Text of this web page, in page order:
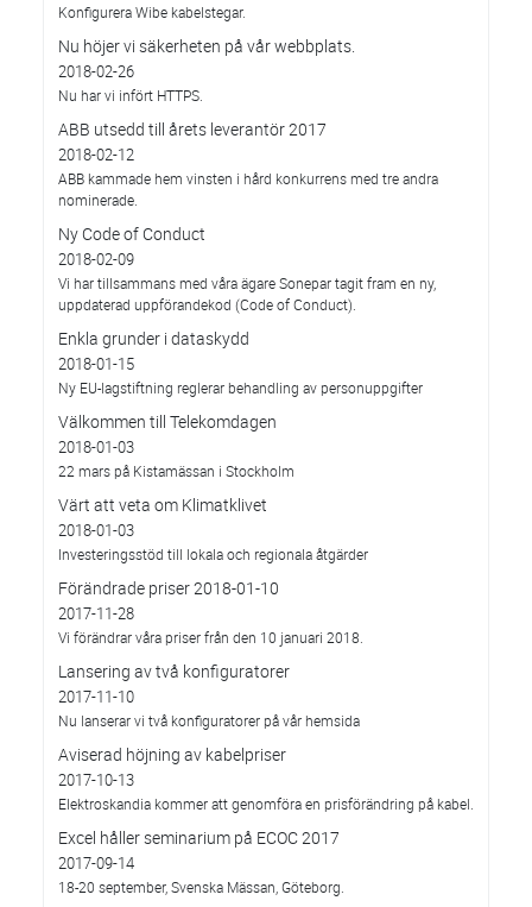
Konfigurera Wibe kabelstegar.
Nu höjer vi säkerheten på vår webbplats.
2018-02-26
Nu har vi infört HTTPS.
ABB utsedd till årets leverantör 2017
2018-02-12
ABB kammade hem vinsten i hård konkurrens med tre andra
nominerade.
Ny Code of Conduct
2018-02-09
Vi har tillsammans med våra ägare Sonepar tagit fram en ny,
uppdaterad uppförandekod (Code of Conduct).
Enkla grunder i dataskydd
2018-01-15
Ny EU-lagstiftning reglerar behandling av personuppgifter
Välkommen till Telekomdagen
2018-01-03
22 mars på Kistamässan i Stockholm
Värt att veta om Klimatklivet
2018-01-03
Investeringsstöd till lokala och regionala åtgärder
Förändrade priser 2018-01-10
2017-11-28
Vi förändrar våra priser från den 10 januari 2018.
Lansering av två konfiguratorer
2017-11-10
Nu lanserar vi två konfiguratorer på vår hemsida
Aviserad höjning av kabelpriser
2017-10-13
Elektroskandia kommer att genomföra en prisförändring på kabel.
Excel håller seminarium på ECOC 2017
2017-09-14
18-20 september, Svenska Mässan, Göteborg.